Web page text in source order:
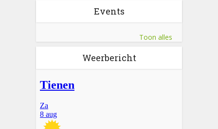
Events
Toon alles
Weerbericht